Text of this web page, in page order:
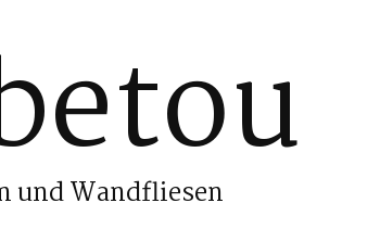
und Wandfliesen